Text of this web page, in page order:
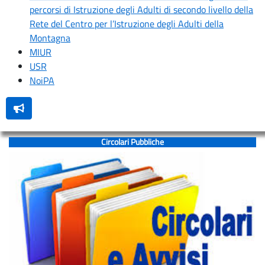
pretorio
online
Bacheca
Istituto
Istituto
Dirigenza
Organigramma
funzionigramma
Consiglio
percorsi di Istruzione degli Adulti di secondo livello della
Rete del Centro per l’Istruzione degli Adulti della
Montagna
MIUR
USR
NoiPA
Circolari Pubbliche